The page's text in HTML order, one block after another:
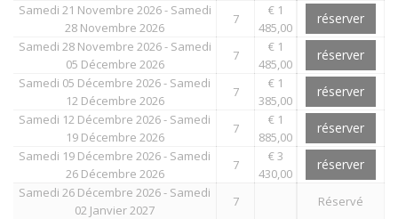
Samedi 21 Novembre 2026 - Samedi
28 Novembre 2026
7
€ 1
485,00
réserver
Samedi 28 Novembre 2026 - Samedi
05 Décembre 2026
7
€ 1
485,00
réserver
Samedi 05 Décembre 2026 - Samedi
12 Décembre 2026
7
€ 1
385,00
réserver
Samedi 12 Décembre 2026 - Samedi
19 Décembre 2026
7
€ 1
885,00
réserver
Samedi 19 Décembre 2026 - Samedi
26 Décembre 2026
7
€ 3
430,00
réserver
Samedi 26 Décembre 2026 - Samedi
02 Janvier 2027
7
Réservé